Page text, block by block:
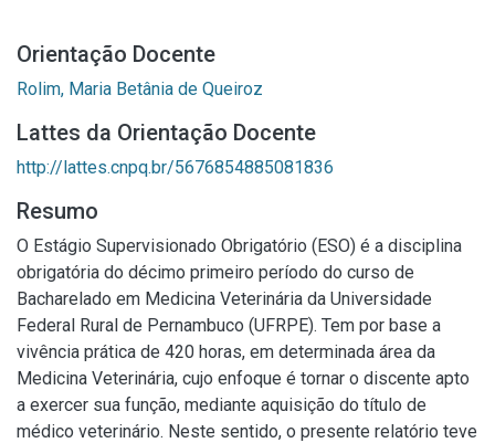
Orientação Docente
Rolim, Maria Betânia de Queiroz
Lattes da Orientação Docente
http://lattes.cnpq.br/5676854885081836
Resumo
O Estágio Supervisionado Obrigatório (ESO) é a disciplina
obrigatória do décimo primeiro período do curso de
Bacharelado em Medicina Veterinária da Universidade
Federal Rural de Pernambuco (UFRPE). Tem por base a
vivência prática de 420 horas, em determinada área da
Medicina Veterinária, cujo enfoque é tornar o discente apto
a exercer sua função, mediante aquisição do título de
médico veterinário. Neste sentido, o presente relatório teve